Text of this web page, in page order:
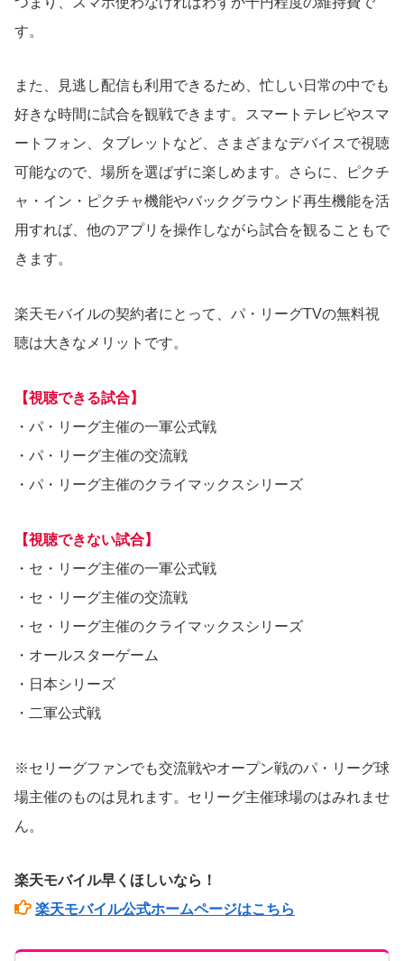
す。
また、見逃し配信も利用できるため、忙しい日常の中でも
好きな時間に試合を観戦できます。スマートテレビやスマ
ートフォン、タブレットなど、さまざまなデバイスで視聴
可能なので、場所を選ばずに楽しめます。さらに、ピクチ
ャ・イン・ピクチャ機能やバックグラウンド再生機能を活
用すれば、他のアプリを操作しながら試合を観ることもで
きます。
楽天モバイルの契約者にとって、パ・リーグTVの無料視
聴は大きなメリットです。
【視聴できる試合】
・パ・リーグ主催の一軍公式戦
・パ・リーグ主催の交流戦
・パ・リーグ主催のクライマックスシリーズ
【視聴できない試合】
・セ・リーグ主催の一軍公式戦
・セ・リーグ主催の交流戦
・セ・リーグ主催のクライマックスシリーズ
・オールスターゲーム
・日本シリーズ
・二軍公式戦
※セリーグファンでも交流戦やオープン戦のパ・リーグ球
場主催のものは見れます。セリーグ主催球場のはみれませ
ん。
楽天モバイル早くほしいなら！
楽天モバイル公式ホームページはこちら